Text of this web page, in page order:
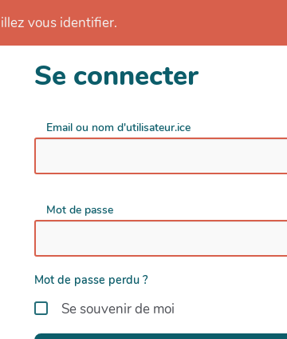
vous identifier.
Se connecter
Email ou nom d'utilisateur.ice
Mot de passe
Mot de passe perdu ?
Se souvenir de moi